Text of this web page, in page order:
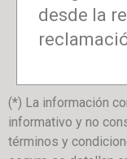
desde la
(*) La información
informativo y no
términos y